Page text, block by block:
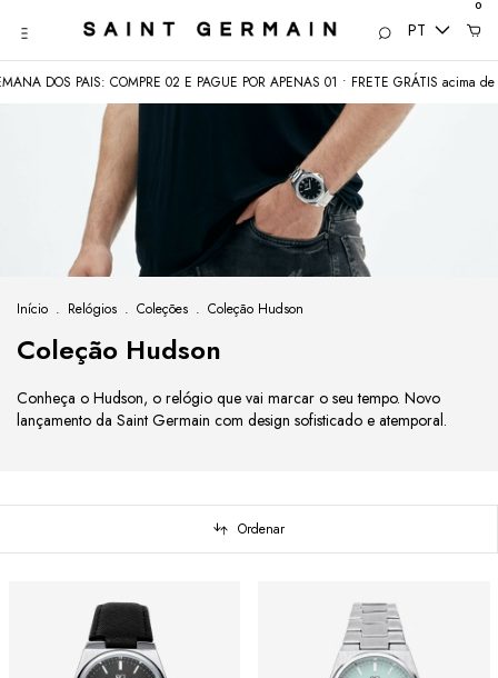
PT
0
DOS PAIS: COMPRE 02 E PAGUE POR APENAS 01 • FRETE GRÁTIS acima de
Início . Relógios . Coleções . Coleção Hudson
Coleção Hudson
Conheça o Hudson, o relógio que vai marcar o seu tempo. Novo
lançamento da Saint Germain com design sofisticado e atemporal.
Ordenar